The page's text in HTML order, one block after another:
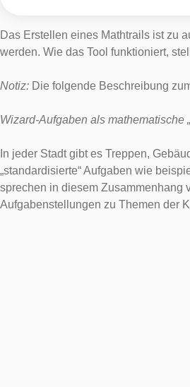
Das Erstellen eines Mathtrails ist zu
werden. Wie das Tool funktioniert,
Notiz: Die folgende Beschreibung
Wizard-Aufgaben als mathematische
In jeder Stadt gibt es Treppen,
„standardisierte“ Aufgaben wie
sprechen in diesem Zusammenhang
Aufgabenstellungen zu Themen der